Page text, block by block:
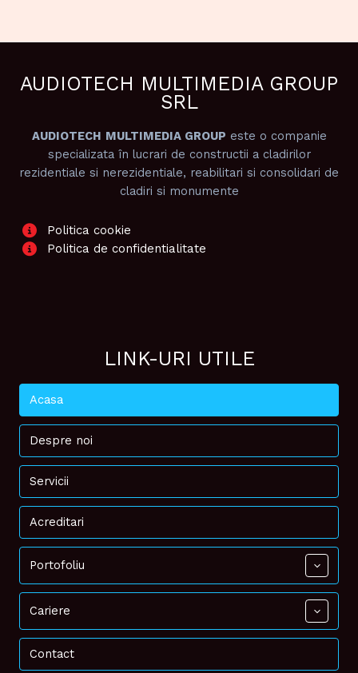
AUDIOTECH MULTIMEDIA GROUP
SRL
AUDIOTECH MULTIMEDIA GROUP este o companie
specializata în lucrari de constructii a cladirilor
rezidentiale si nerezidentiale, reabilitari si consolidari de
cladiri si monumente
Politica cookie
Politica de confidentialitate
LINK-URI UTILE
Acasa
Despre noi
Servicii
Acreditari
Portofoliu
Cariere
Contact